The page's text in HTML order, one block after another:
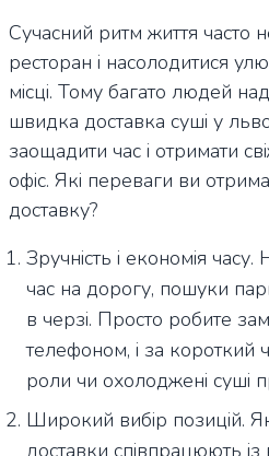
Сучасний ритм життя часто
ресторан і насолодитися
місці. Тому багато людей
швидка доставка суші у
заощадити час і отримати
офіс. Які переваги ви
доставку?
Зручність і економія
час на дорогу, пошуки
в черзі. Просто робите
телефоном, і за короткий
роли чи охолоджені суші
Широкий вибір позицій.
доставки співпрацюють